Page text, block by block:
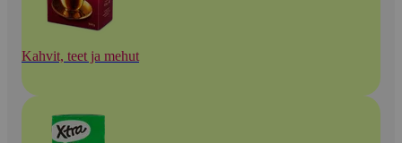
Kahvit, teet ja mehut